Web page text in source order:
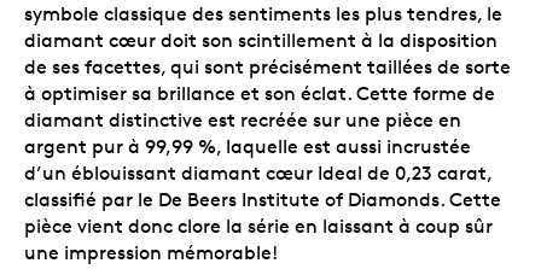
symbole classique des sentiments les plus tendres, le
diamant cœur doit son scintillement à la disposition
de ses facettes, qui sont précisément taillées de sorte
à optimiser sa brillance et son éclat. Cette forme de
diamant distinctive est recréée sur une pièce en
argent pur à 99,99 %, laquelle est aussi incrustée
d’un éblouissant diamant cœur Ideal de 0,23 carat,
classifié par le De Beers Institute of Diamonds. Cette
pièce vient donc clore la série en laissant à coup sûr
une impression mémorable!